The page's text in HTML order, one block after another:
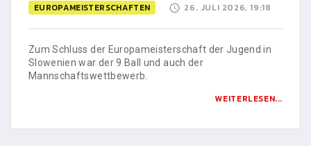
EUROPAMEISTERSCHAFTEN 26. JULI 2026, 19:18
Zum Schluss der Europameisterschaft der Jugend in
Slowenien war der 9 Ball und auch der
Mannschaftswettbewerb.
WEITERLESEN...